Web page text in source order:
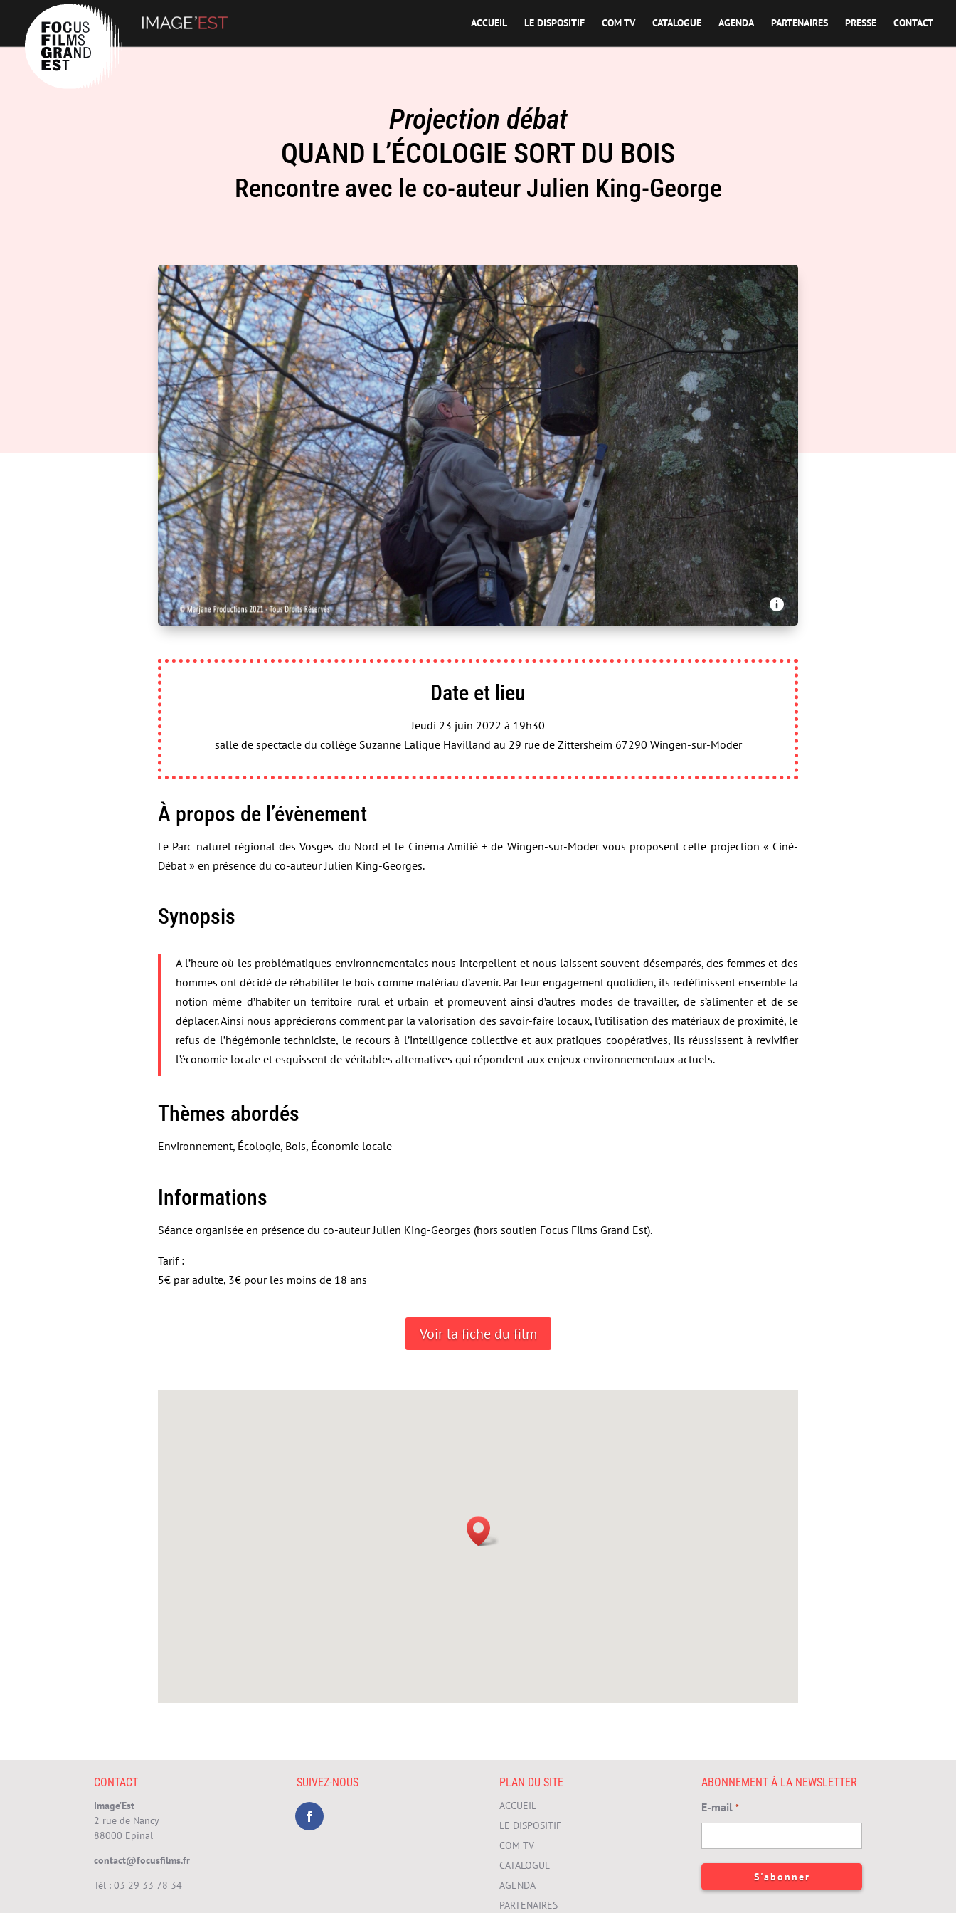
ACCUEIL LE DISPOSITIF COM TV CATALOGUE AGENDA PARTENAIRES PRESSE CONTACT
Projection débat
QUAND L’ÉCOLOGIE SORT DU BOIS
Rencontre avec le co-auteur Julien King-George
Marjane productions - Quand l’écologie sort du bois 
Date et lieu
Jeudi 23 juin 2022 à 19h30
salle de spectacle du collège Suzanne Lalique Havilland au 29 rue de Zittersheim 67290 Wingen-sur-Moder
À propos de l’évènement
Le Parc naturel régional des Vosges du Nord et le Cinéma Amitié + de Wingen-sur-Moder vous proposent cette projection « Ciné-
Débat » en présence du co-auteur Julien King-Georges.
Synopsis
A l’heure où les problématiques environnementales nous interpellent et nous laissent souvent désemparés, des femmes et des
hommes ont décidé de réhabiliter le bois comme matériau d’avenir. Par leur engagement quotidien, ils redéfinissent ensemble la
notion même d’habiter un territoire rural et urbain et promeuvent ainsi d’autres modes de travailler, de s’alimenter et de se
déplacer. Ainsi nous apprécierons comment par la valorisation des savoir-faire locaux, l’utilisation des matériaux de proximité, le
refus de l’hégémonie techniciste, le recours à l’intelligence collective et aux pratiques coopératives, ils réussissent à revivifier
l’économie locale et esquissent de véritables alternatives qui répondent aux enjeux environnementaux actuels.
Thèmes abordés
Environnement, Écologie, Bois, Économie locale
Informations
Séance organisée en présence du co-auteur Julien King-Georges (hors soutien Focus Films Grand Est).
Tarif :
5€ par adulte, 3€ pour les moins de 18 ans
Voir la fiche du film
CONTACT
Image’Est
2 rue de Nancy
88000 Epinal
contact@focusfilms.fr
Tél : 03 29 33 78 34
SUIVEZ-NOUS PLAN DU SITE
ACCUEIL
LE DISPOSITIF
COM TV
CATALOGUE
AGENDA
PARTENAIRES
ABONNEMENT À LA NEWSLETTER
E-mail *